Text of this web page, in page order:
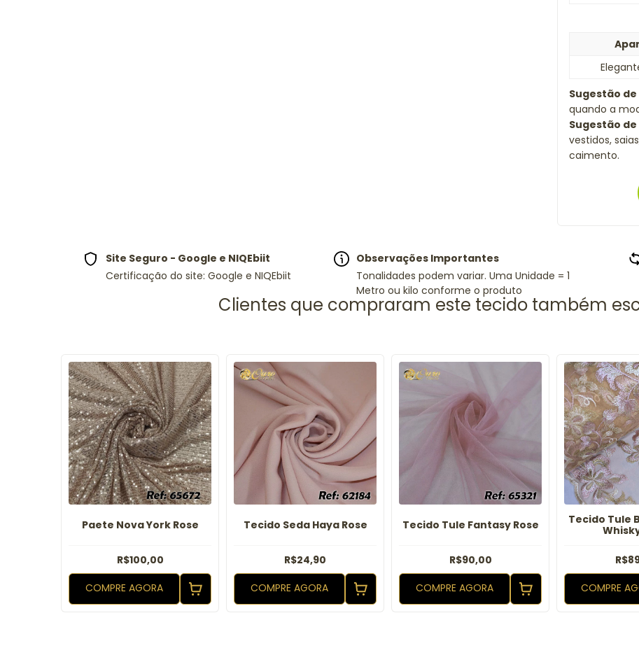
Sugestão
quando a
Sugestão de
vestidos,
caimento.
Site Seguro - Google e NIQEbiit
Certificação do site: Google e NIQEbiit
Observações Importantes
Tonalidades podem variar. Uma Unidade = 1
Metro ou kilo conforme o produto
Paete Nova York Rose
R$100,00
COMPRE AGORA
Tecido Seda Haya Rose
R$24,90
COMPRE AGORA
Tecido Tule Fantasy Rose
R$90,00
COMPRE AGORA
Tecido Tule
COMPRE